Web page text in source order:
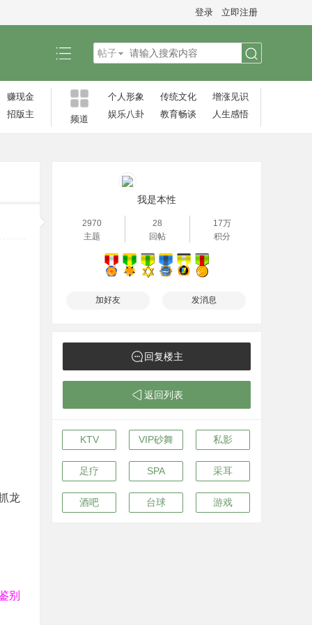
登录 立即注册
帖子
赚现金
招版主 频道
个人形象 传统文化
增涨见识‌
娱乐八卦
教育畅谈 人生感悟
龙
别
我是本性
2970
主题
28
回帖
17万
积分
加好友 发消息
回复楼主
返回列表
KTV VIP砂舞 私影
足疗 SPA 采耳
酒吧 台球 游戏